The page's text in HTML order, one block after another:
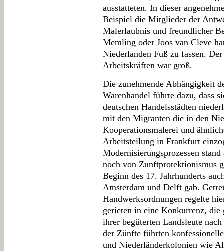
ausstatteten. In dieser
Beispiel die Mitglieder der
Malerlaubnis und freundlicher
Memling oder Joos van Cleve
Niederlanden Fuß zu fassen.
Arbeitskräften war groß.
Die zunehmende Abhängigkeit
Warenhandel führte dazu, dass
deutschen Handelsstädten
mit den Migranten die in den
Kooperationsmalerei und
Arbeitsteilung in Frankfurt
Modernisierungsprozessen
noch von Zunftprotektionismus
Beginn des 17. Jahrhunderts
Amsterdam und Delft gab.
Handwerksordnungen regelte
gerieten in eine Konkurrenz,
ihrer begüterten Landsleute
der Zünfte führten
und Niederländerkolonien wie